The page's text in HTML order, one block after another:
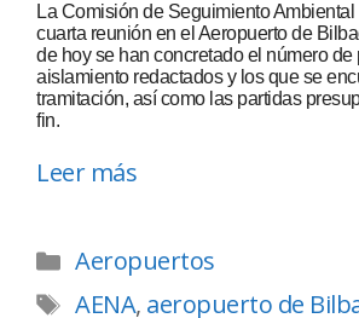
La Comisión de Seguimiento
cuarta reunión en el Aeropuerto de
de hoy se han concretado el número de
aislamiento redactados y los que se
tramitación, así como las partidas
fin.
Leer más
Aeropuertos
AENA, aeropuerto de